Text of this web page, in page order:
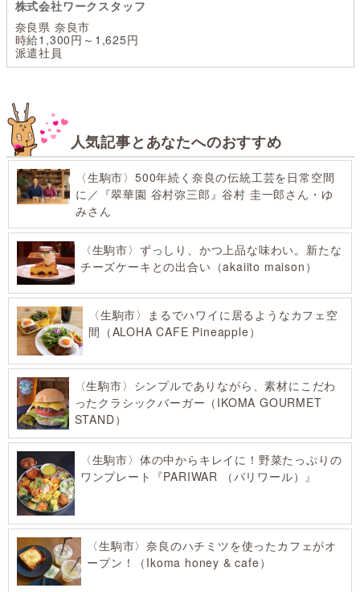
株式会社ワークスタッフ
奈良県 奈良市
時給1,300円～1,625円
派遣社員
人気記事とあなたへのおすすめ
〈生駒市〉500年続く奈良の伝統工芸を日常空間
に／『翠華園 谷村弥三郎』谷村 圭一郎さん・ゆ
みさん
〈生駒市〉ずっしり、かつ上品な味わい。新たな
チーズケーキとの出合い（akaiito maison）
〈生駒市〉まるでハワイに居るようなカフェ空
間（ALOHA CAFE Pineapple）
〈生駒市〉シンプルでありながら、素材にこだわ
ったクラシックバーガー（IKOMA GOURMET
STAND）
〈生駒市〉体の中からキレイに！野菜たっぷりの
ワンプレート『PARIWAR （パリワール）』
〈生駒市〉奈良のハチミツを使ったカフェがオ
ープン！（Ikoma honey & cafe）